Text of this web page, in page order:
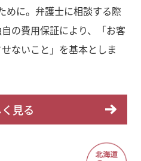
めに。弁護士に相談する際
の費用保証により、「お客
ないこと」を基本としま
見る